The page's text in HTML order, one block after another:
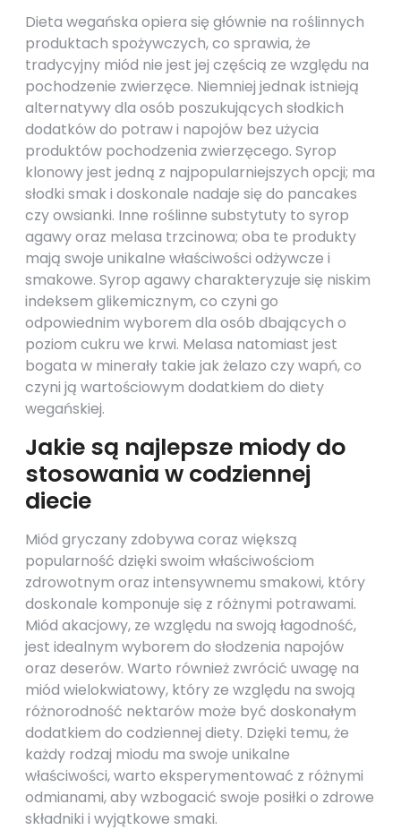
Dieta wegańska opiera się głównie na roślinnych
produktach spożywczych, co sprawia, że
tradycyjny miód nie jest jej częścią ze względu na
pochodzenie zwierzęce. Niemniej jednak istnieją
alternatywy dla osób poszukujących słodkich
dodatków do potraw i napojów bez użycia
produktów pochodzenia zwierzęcego. Syrop
klonowy jest jedną z najpopularniejszych opcji; ma
słodki smak i doskonale nadaje się do pancakes
czy owsianki. Inne roślinne substytuty to syrop
agawy oraz melasa trzcinowa; oba te produkty
mają swoje unikalne właściwości odżywcze i
smakowe. Syrop agawy charakteryzuje się niskim
indeksem glikemicznym, co czyni go
odpowiednim wyborem dla osób dbających o
poziom cukru we krwi. Melasa natomiast jest
bogata w minerały takie jak żelazo czy wapń, co
czyni ją wartościowym dodatkiem do diety
wegańskiej.
Jakie są najlepsze miody do
stosowania w codziennej
diecie
Miód gryczany zdobywa coraz większą
popularność dzięki swoim właściwościom
zdrowotnym oraz intensywnemu smakowi, który
doskonale komponuje się z różnymi potrawami.
Miód akacjowy, ze względu na swoją łagodność,
jest idealnym wyborem do słodzenia napojów
oraz deserów. Warto również zwrócić uwagę na
miód wielokwiatowy, który ze względu na swoją
różnorodność nektarów może być doskonałym
dodatkiem do codziennej diety. Dzięki temu, że
każdy rodzaj miodu ma swoje unikalne
właściwości, warto eksperymentować z różnymi
odmianami, aby wzbogacić swoje posiłki o zdrowe
składniki i wyjątkowe smaki.